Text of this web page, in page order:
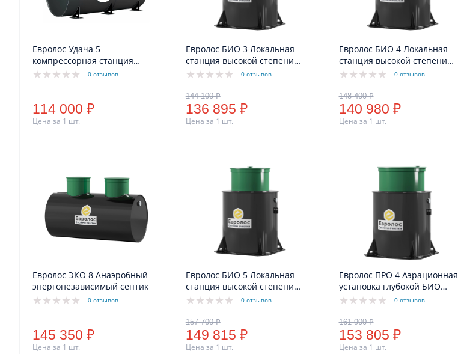
Евролос Удача 5
компрессорная станция
очистки сточных вод,
0 отзывов
114 000 ₽
Цена за 1 шт.
Евролос БИО 3 Локальная
станция высокой степени
очистки сточных вод,
водоотведение (110/25)
0 отзывов
136 895 ₽
Цена за 1 шт.
Евролос БИО 4 Локальная
станция высокой степени
очистки сточных вод,
водоотведение (110/25)
0 отзывов
140 980 ₽
Цена за 1 шт.
Евролос ЭКО 8 Анаэробный
энергонезависимый септик
0 отзывов
145 350 ₽
Цена за 1 шт.
Евролос БИО 5 Локальная
станция высокой степени
очистки сточных вод,
водоотведение (110/25)
0 отзывов
149 815 ₽
Цена за 1 шт.
Евролос ПРО 4 Аэрационная
установка глубокой БИО
очистки, комбинированное
0 отзывов
153 805 ₽
Цена за 1 шт.